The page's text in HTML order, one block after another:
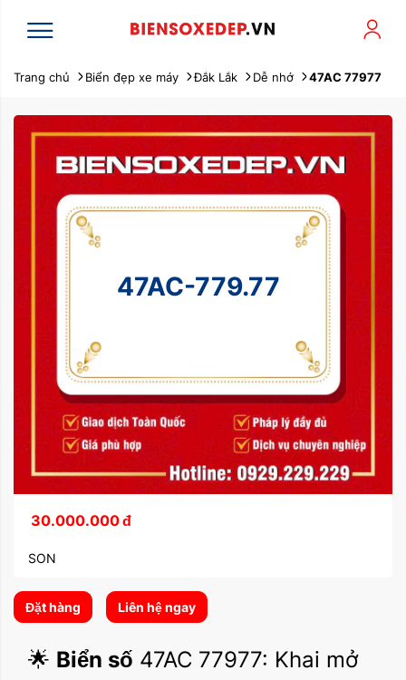
Trang chủ Biển đẹp xe máy Đắk Lắk Dễ nhớ 47AC 77977
47AC-779.77
30.000.000đ
SON
Đặt hàng Liên hệ ngay
🌟 Biển số 47AC 77977: Khai mở